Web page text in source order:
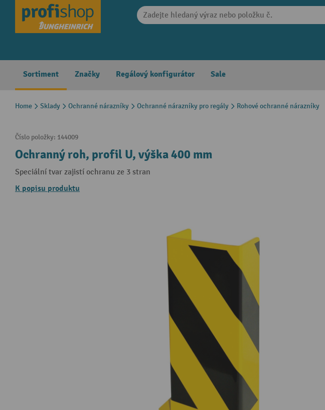
Skip to main navigation
Sortiment Značky Regálový konfigurátor Sale
Home Sklady Ochranné nárazníky Ochranné nárazníky pro regály Rohové ochranné nárazníky
Číslo položky: 144009
Ochranný roh, profil U, výška 400 mm
Speciální tvar zajistí ochranu ze 3 stran
K popisu produktu